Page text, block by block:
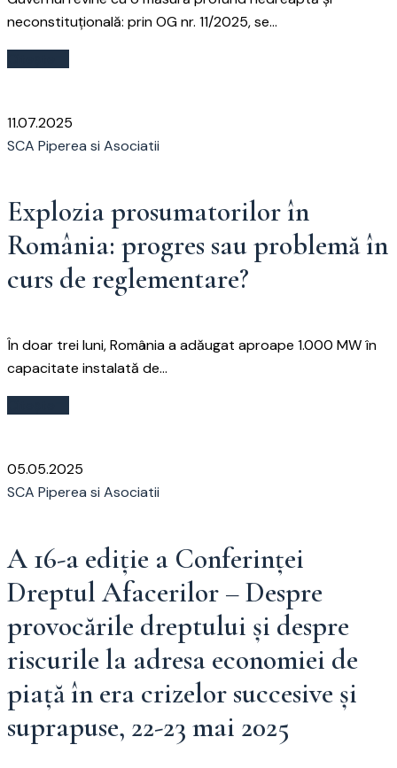
neconstituțională: prin OG nr. 11/2025, se...
11.07.2025
SCA Piperea si Asociatii
Explozia prosumatorilor în
România: progres sau problemă în
curs de reglementare?
În doar trei luni, România a adăugat aproape 1.000 MW în
capacitate instalată de...
05.05.2025
SCA Piperea si Asociatii
A 16-a ediție a Conferinței
Dreptul Afacerilor – Despre
provocările dreptului și despre
riscurile la adresa economiei de
piață în era crizelor succesive și
suprapuse, 22-23 mai 2025